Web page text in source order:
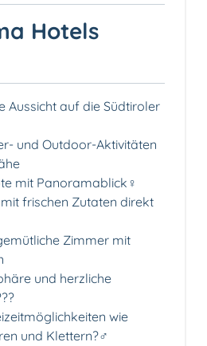
Hotels
Aussicht auf die Südtiroler
und Outdoor-Aktivitäten
mit Panoramablick‍♀️
frischen Zutaten direkt
Zimmer mit
und herzliche
wie
und Klettern?‍♂️